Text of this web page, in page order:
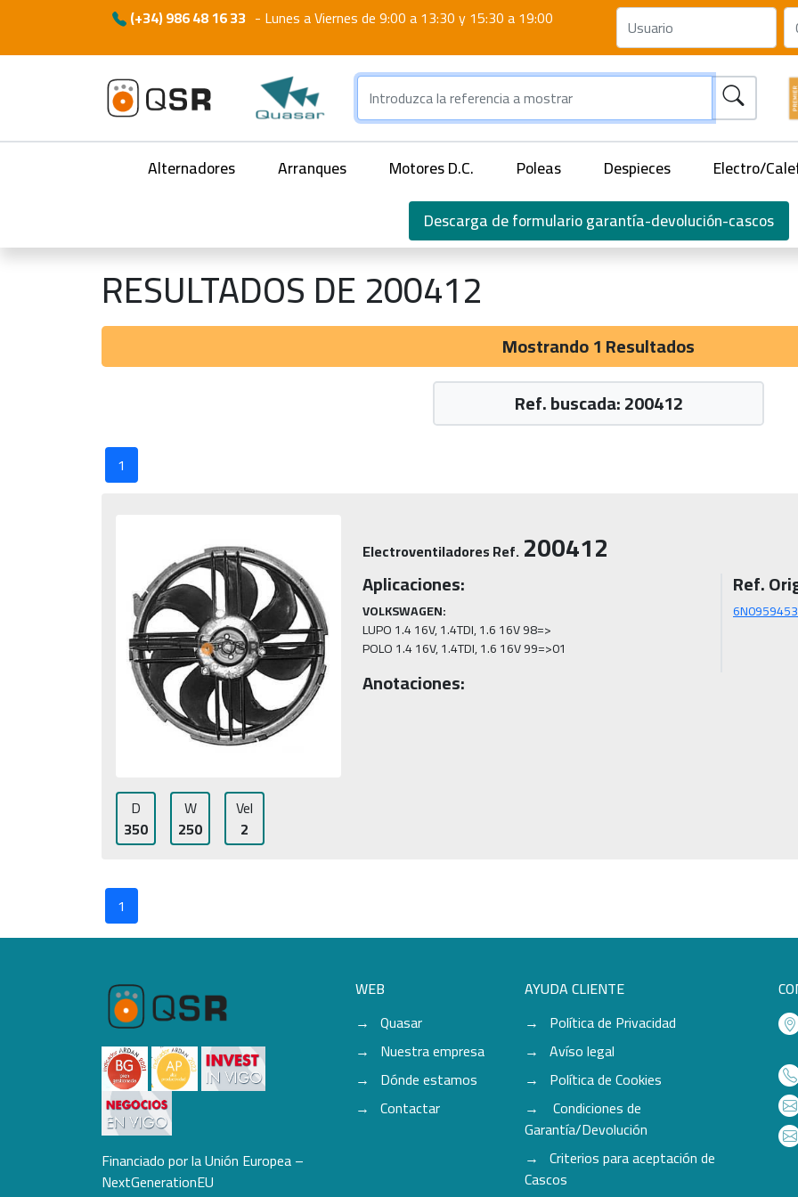
(+34) 986 48 16 33 - Lunes a Viernes de 9:00 a 13:30 y 15:30 a 19:00
Alternadores Arranques Motores D.C. Poleas Despieces Electro/
Descarga de formulario garantía-devolución-cascos
RESULTADOS DE 200412
Mostrando 1 Resultados
Ref. buscada: 200412
1
D
350
W
250
Vel
2
Electroventiladores Ref. 200412
Aplicaciones:
VOLKSWAGEN:
LUPO 1.4 16V, 1.4TDI, 1.6 16V 98=>
POLO 1.4 16V, 1.4TDI, 1.6 16V 99=>01
Ref.
Anotaciones:
1
Financiado por la Unión Europea –
NextGenerationEU
WEB
Quasar
Nuestra empresa
Dónde estamos
Contactar
AYUDA CLIENTE
Política de Privacidad
Avíso legal
Política de Cookies
Condiciones de
Garantía/Devolución
Criterios para aceptación de
Cascos